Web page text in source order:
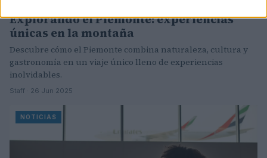
Explorando el Piemonte: experiencias
únicas en la montaña
Descubre cómo el Piemonte combina naturaleza, cultura y
gastronomía en un viaje único lleno de experiencias
inolvidables.
Staff · 26 Jun 2025
NOTICIAS